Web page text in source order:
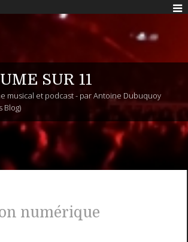
SUR 11
musical et podcast - par Antoine Dubuquoy
Blog)
numérique